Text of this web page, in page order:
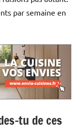
par semaine en
tu de ces